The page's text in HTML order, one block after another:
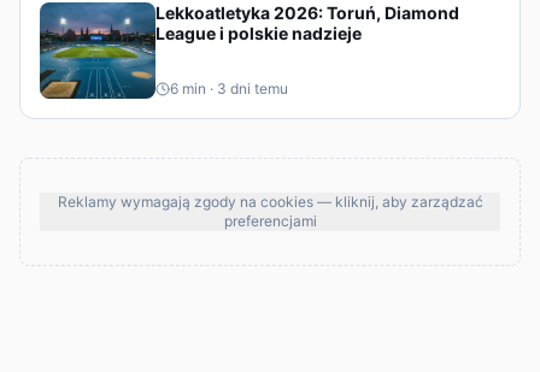
Lekkoatletyka 2026: Toruń, Diamond
League i polskie nadzieje
6 min · 3 dni temu
Reklamy wymagają zgody na cookies — kliknij, aby zarządzać
preferencjami